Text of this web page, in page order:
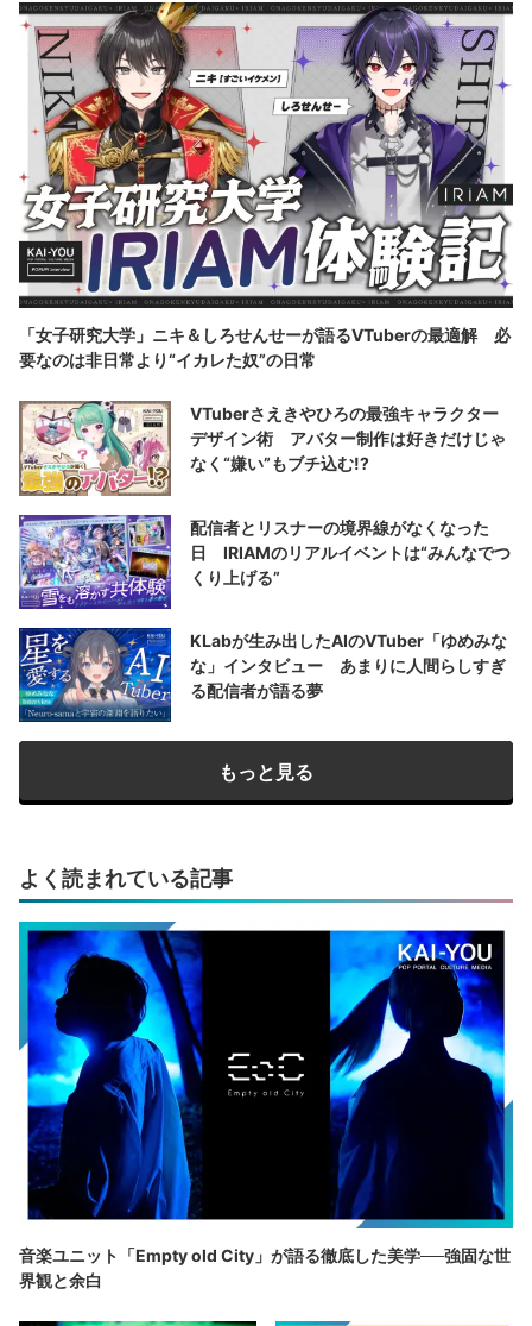
「女子研究大学」ニキ＆しろせんせーが語るVTuberの最適解 必
要なのは非日常より“イカレた奴”の日常
VTuberさえきやひろの最強キャラクター
デザイン術 アバター制作は好きだけじゃ
なく“嫌い”もブチ込む!?
配信者とリスナーの境界線がなくなった
日 IRIAMのリアルイベントは“みんなでつ
くり上げる”
KLabが生み出したAIのVTuber「ゆめみな
な」インタビュー あまりに人間らしすぎ
る配信者が語る夢
もっと見る
よく読まれている記事
音楽ユニット「Empty old City」が語る徹底した美学──強固な世
界観と余白